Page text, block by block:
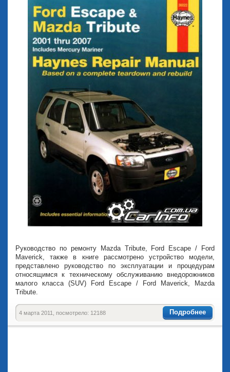
Руководство по ремонту Mazda Tribute, Ford Escape / Ford
Maverick, также в книге рассмотрено устройство модели,
представлено руководство по эксплуатации и процедурам
относящимся к техническому обслуживанию внедорожников
малого класса (SUV) Ford Escape / Ford Maverick, Mazda
Tribute.
Подробнее
4 марта 2011, посмотрело: 12188